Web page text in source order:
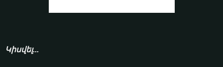
Կիսվել...